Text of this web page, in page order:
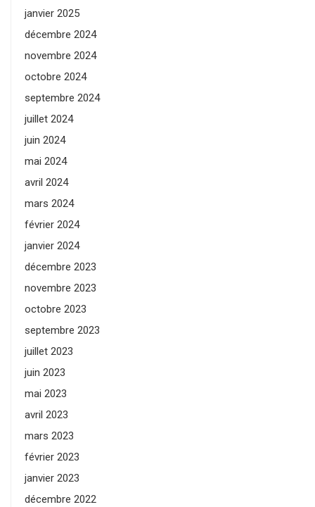
janvier 2025
décembre 2024
novembre 2024
octobre 2024
septembre 2024
juillet 2024
juin 2024
mai 2024
avril 2024
mars 2024
février 2024
janvier 2024
décembre 2023
novembre 2023
octobre 2023
septembre 2023
juillet 2023
juin 2023
mai 2023
avril 2023
mars 2023
février 2023
janvier 2023
décembre 2022